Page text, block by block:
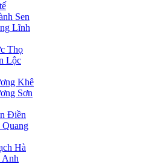
Sen
Lĩnh
Thọ
Lộc
Khê
Sơn
Điền
Hà